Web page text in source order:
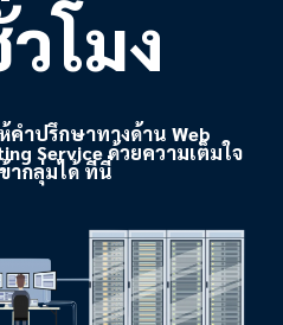
โมง
คำปรึกษาทางด้าน Web
Service ด้วยความเต็มใจ
ากลุ่มได้ ที่นี่